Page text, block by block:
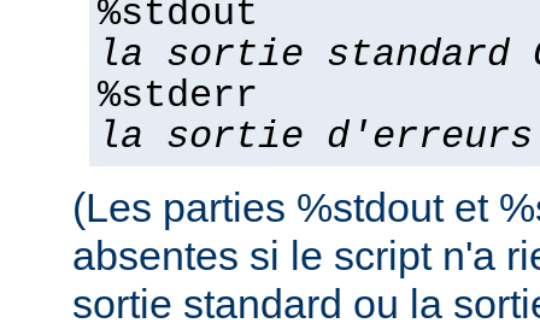
%stdout
la sortie standard
%stderr
la sortie d'erreurs
(Les parties %stdout et
absentes si le script n'a
sortie standard ou la